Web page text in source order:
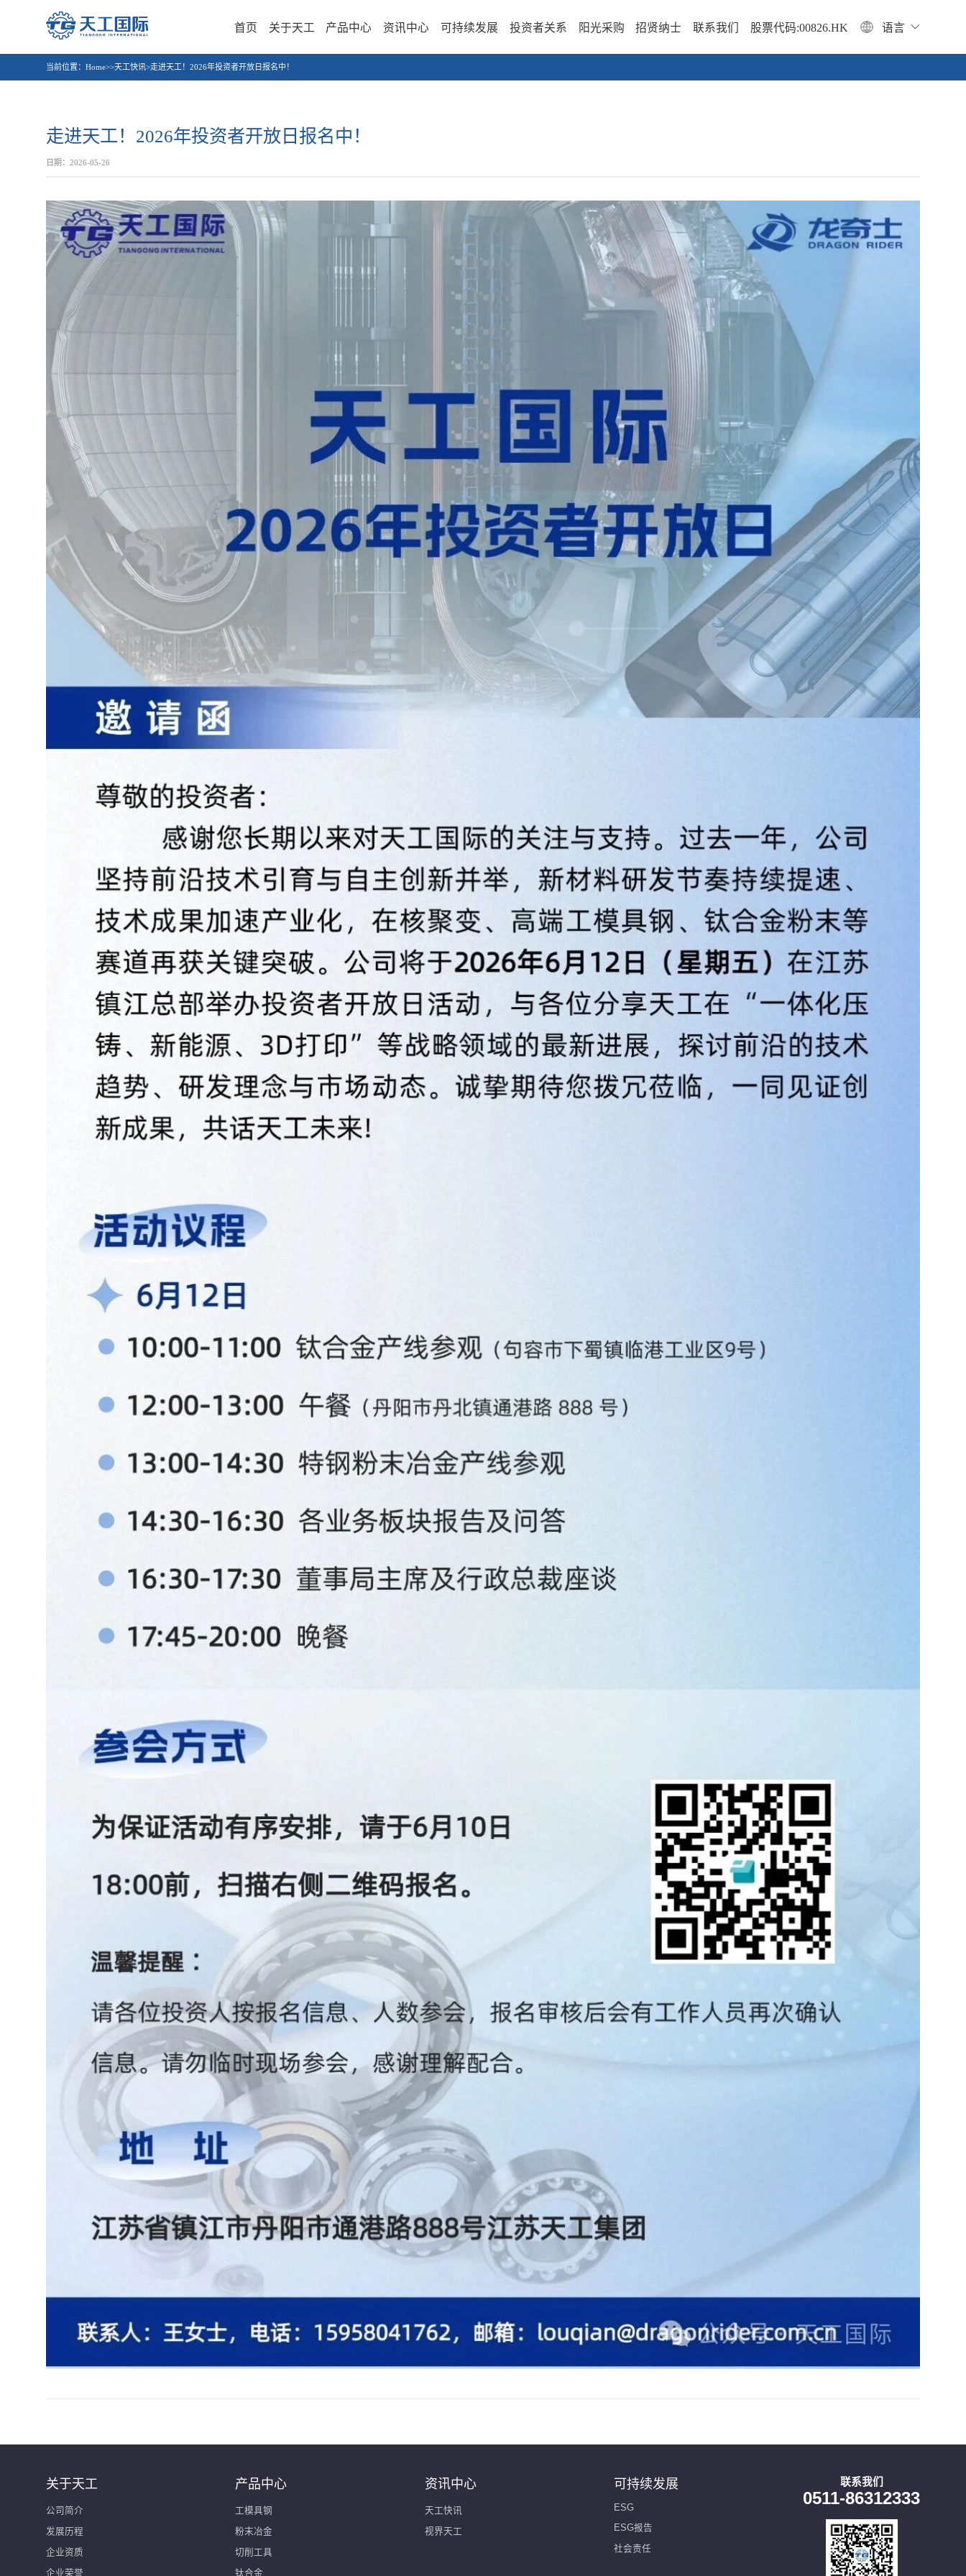
首页 关于天工 产品中心 资讯中心 可持续发展 投资者关系 阳光采购 招贤纳士 联系我们 股票代码:00826.HK 语言
当前位置： Home>>天工快讯>走进天工！2026年投资者开放日报名中！
走进天工！2026年投资者开放日报名中！
日期：2026-05-26
关于天工
公司简介
发展历程
企业资质
企业荣誉
产品中心
工模具钢
粉末冶金
切削工具
钛合金
资讯中心
天工快讯
视界天工
可持续发展
ESG
ESG报告
社会责任
联系我们
0511-86312333